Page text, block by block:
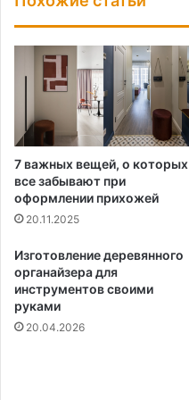
7 важных вещей, о которых
все забывают при
оформлении прихожей
20.11.2025
Изготовление деревянного
органайзера для
инструментов своими
руками
20.04.2026